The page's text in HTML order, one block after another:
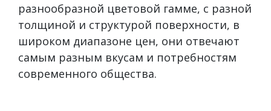
разнообразной цветовой гамме, с разной
толщиной и структурой поверхности, в
широком диапазоне цен, они отвечают
самым разным вкусам и потребностям
современного общества.